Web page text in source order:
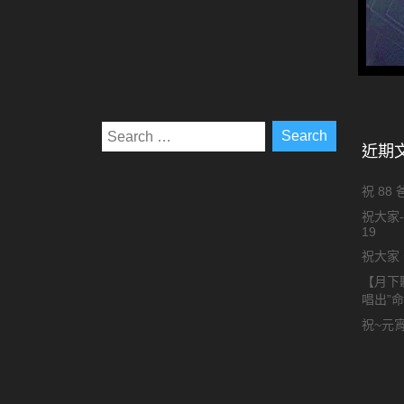
近期
祝 88
祝大家
19
祝大家
【月
唱出”
祝~元